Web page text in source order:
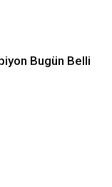
Bugün Belli